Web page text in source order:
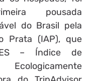
pousada
do Brasil pela
Prata (IAP), que
– Índice de